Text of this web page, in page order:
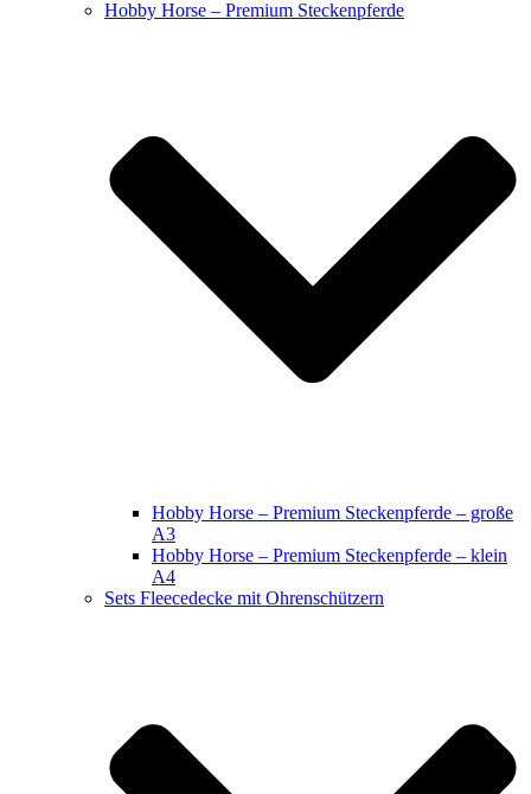
Hobby Horse – Premium Steckenpferde
Hobby Horse – Premium Steckenpferde – große
A3
Hobby Horse – Premium Steckenpferde – klein
A4
Sets Fleecedecke mit Ohrenschützern